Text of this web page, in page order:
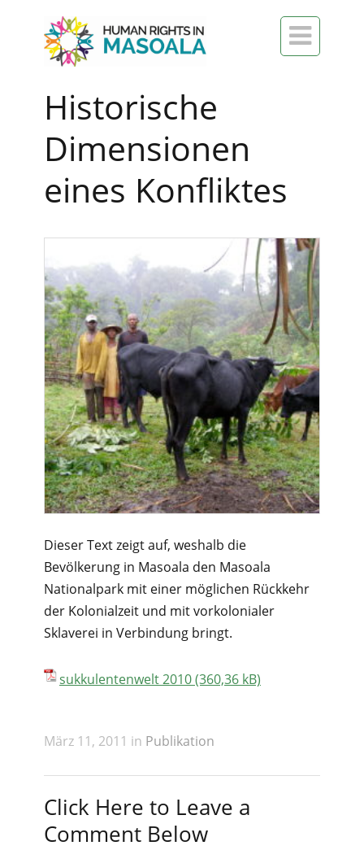

Historische
Dimensionen
eines Konfliktes
Dieser Text zeigt auf, weshalb die
Bevölkerung in Masoala den Masoala
Nationalpark mit einer möglichen Rückkehr
der Kolonialzeit und mit vorkolonialer
Sklaverei in Verbindung bringt.
sukkulentenwelt 2010
März 11, 2011 in Publikation
Click Here to Leave a
Comment Below